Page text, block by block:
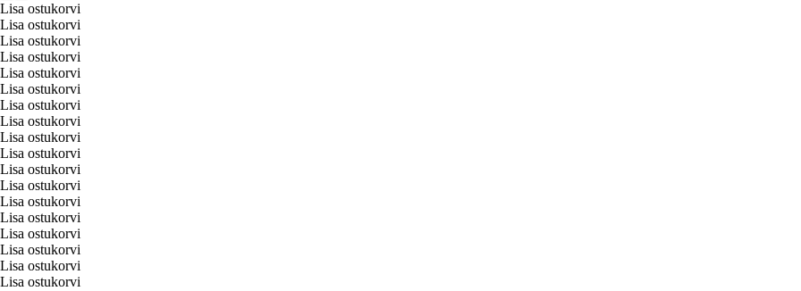
Lisa ostukorvi
Lisa ostukorvi
Lisa ostukorvi
Lisa ostukorvi
Lisa ostukorvi
Lisa ostukorvi
Lisa ostukorvi
Lisa ostukorvi
Lisa ostukorvi
Lisa ostukorvi
Lisa ostukorvi
Lisa ostukorvi
Lisa ostukorvi
Lisa ostukorvi
Lisa ostukorvi
Lisa ostukorvi
Lisa ostukorvi
Lisa ostukorvi